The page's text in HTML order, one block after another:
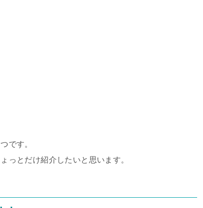
です。
っとだけ紹介したいと思います。